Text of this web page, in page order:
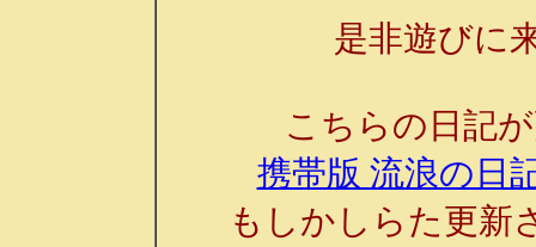
是非遊びに
こちらの日記
携帯版 流浪の日
もしかしらた更新